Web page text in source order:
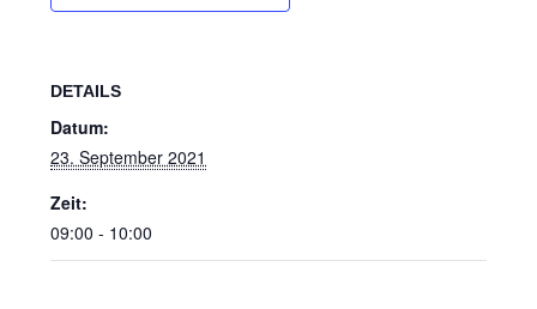
DETAILS
Datum:
23. September 2021
Zeit:
09:00 - 10:00